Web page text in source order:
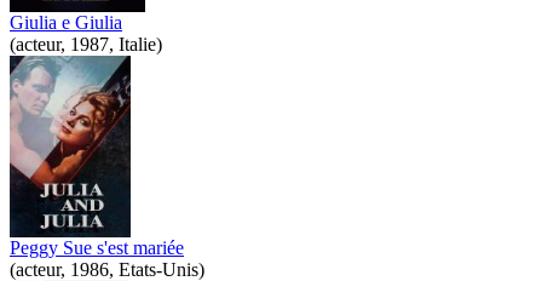
Giulia e Giulia
(acteur, 1987, Italie)
Peggy Sue s'est mariée
(acteur, 1986, Etats-Unis)